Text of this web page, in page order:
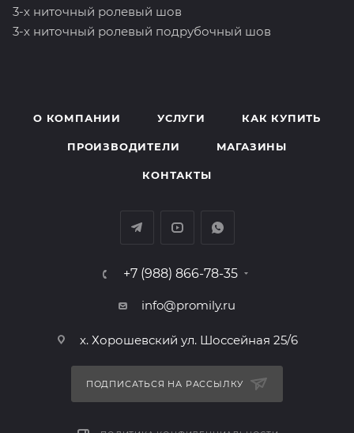
3-х ниточный ролевый шов
3-х ниточный ролевый подрубочный шов
О КОМПАНИИ УСЛУГИ КАК КУПИТЬ
ПРОИЗВОДИТЕЛИ МАГАЗИНЫ
КОНТАКТЫ
+7 (988) 866-78-35
info@promily.ru
х. Хорошевский ул. Шоссейная 25/6
ПОДПИСАТЬСЯ НА РАССЫЛКУ